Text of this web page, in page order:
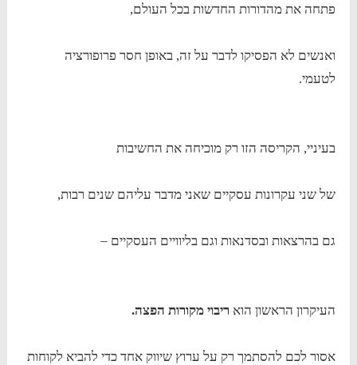
פתחה את מהדורות החדשות בכל העולם,
ואנשים לא הפסיקו לדבר על זה, באופן חסר פרופורציה
לטעמי.
בעיניי, הקריסה הזו רק מוכיחה את החשיבות
של שני עקרונות עסקיים שאני מדבר עליהם שנים רבות,
גם בהרצאות ובסדנאות וגם בליוויים העסקיים –
העיקרון הראשון הוא ריבוי מקורות הפצה.
אסור לכם להסתמך רק על ערוץ שיווק אחד כדי להביא לקוחות